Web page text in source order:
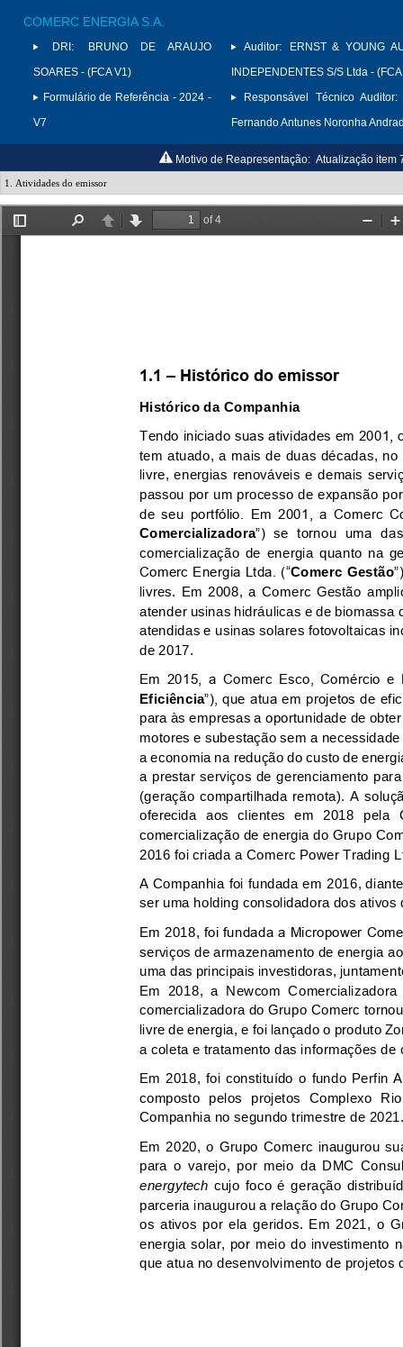
COMERC ENERGIA S.A.
DRI:
BRUNO DE ARAUJO
SOARES - (FCA V1)
Formulário de Referência - 2024 -
V7
Auditor:
ERNST & YOUNG
INDEPENDENTES S/S Ltda -
Responsável Técnico Auditor:
Fernando Antunes Noronha
Motivo de Reapresentação: Atualização item